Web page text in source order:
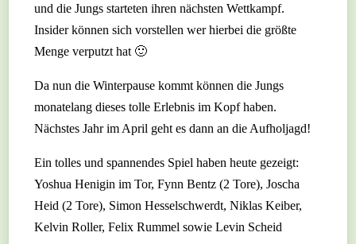
und die Jungs starteten ihren nächsten Wettkampf.
Insider können sich vorstellen wer hierbei die größte
Menge verputzt hat 🙂
Da nun die Winterpause kommt können die Jungs
monatelang dieses tolle Erlebnis im Kopf haben.
Nächstes Jahr im April geht es dann an die Aufholjagd!
Ein tolles und spannendes Spiel haben heute gezeigt:
Yoshua Henigin im Tor, Fynn Bentz (2 Tore), Joscha
Heid (2 Tore), Simon Hesselschwerdt, Niklas Keiber,
Kelvin Roller, Felix Rummel sowie Levin Scheid